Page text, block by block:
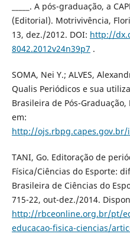
_____. A pós-graduação, a
(Editorial). Motrivivência,
13, dez./2012. DOI: http://
8042.2012v24n39p7 .
SOMA, Nei Y.; ALVES,
Qualis Periódicos e sua
Brasileira de Pós-
em:
http://
TANI, Go. Editoração de
Física/Ciências do Esporte:
Brasileira de Ciências do
715-22, out-dez./2014.
http://rbceonline.org.br/pt/
educacao-fisica-ciencias/